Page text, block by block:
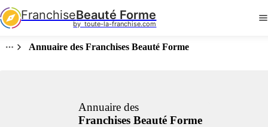
FranchiseBeauté Forme
by  toute-la-franchise.com
Annuaire des Franchises Beauté Forme
Annuaire des
Franchises Beauté Forme